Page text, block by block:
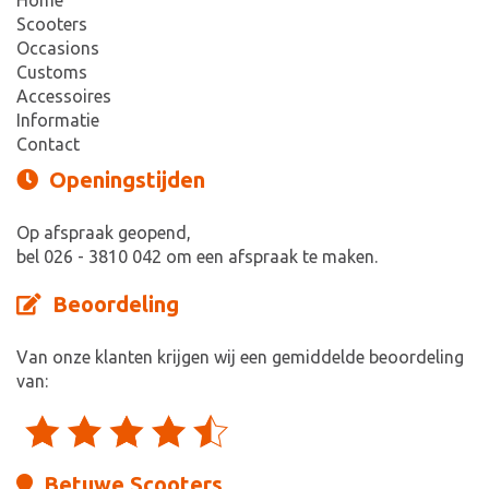
Scooters
Occasions
Customs
Accessoires
Informatie
Contact
Openingstijden
Op afspraak geopend,
bel 026 - 3810 042 om een afspraak te maken.
Beoordeling
Van onze klanten krijgen wij een gemiddelde beoordeling
van: